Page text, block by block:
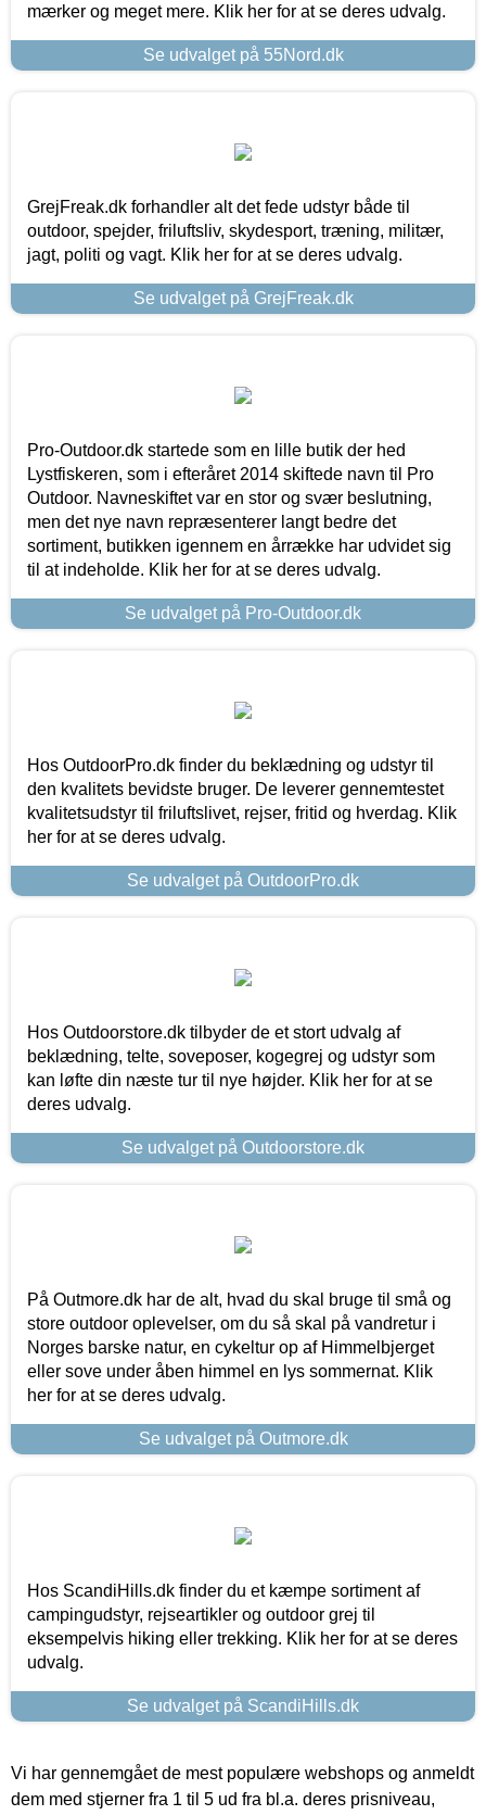
mærker og meget mere. Klik her for at se deres udvalg.
Se udvalget på 55Nord.dk
GrejFreak.dk forhandler alt det fede udstyr både til
outdoor, spejder, friluftsliv, skydesport, træning, militær,
jagt, politi og vagt. Klik her for at se deres udvalg.
Se udvalget på GrejFreak.dk
Pro-Outdoor.dk startede som en lille butik der hed
Lystfiskeren, som i efteråret 2014 skiftede navn til Pro
Outdoor. Navneskiftet var en stor og svær beslutning,
men det nye navn repræsenterer langt bedre det
sortiment, butikken igennem en årrække har udvidet sig
til at indeholde. Klik her for at se deres udvalg.
Se udvalget på Pro-Outdoor.dk
Hos OutdoorPro.dk finder du beklædning og udstyr til
den kvalitets bevidste bruger. De leverer gennemtestet
kvalitetsudstyr til friluftslivet, rejser, fritid og hverdag. Klik
her for at se deres udvalg.
Se udvalget på OutdoorPro.dk
Hos Outdoorstore.dk tilbyder de et stort udvalg af
beklædning, telte, soveposer, kogegrej og udstyr som
kan løfte din næste tur til nye højder. Klik her for at se
deres udvalg.
Se udvalget på Outdoorstore.dk
På Outmore.dk har de alt, hvad du skal bruge til små og
store outdoor oplevelser, om du så skal på vandretur i
Norges barske natur, en cykeltur op af Himmelbjerget
eller sove under åben himmel en lys sommernat. Klik
her for at se deres udvalg.
Se udvalget på Outmore.dk
Hos ScandiHills.dk finder du et kæmpe sortiment af
campingudstyr, rejseartikler og outdoor grej til
eksempelvis hiking eller trekking. Klik her for at se deres
udvalg.
Se udvalget på ScandiHills.dk
Vi har gennemgået de mest populære webshops og anmeldt
dem med stjerner fra 1 til 5 ud fra bl.a. deres prisniveau,